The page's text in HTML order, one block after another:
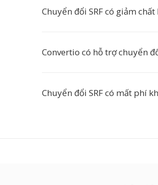
Chuyển đổi SRF có giảm
Convertio có hỗ trợ chuyển
Chuyển đổi SRF có mất phí